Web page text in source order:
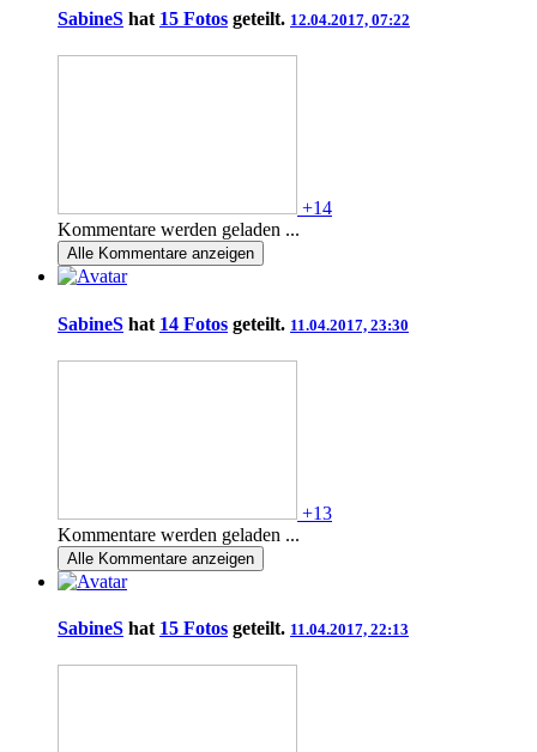
SabineS hat 15 Fotos geteilt. 12.04.2017, 07:22
+14
Kommentare werden geladen ...
Alle Kommentare anzeigen
SabineS hat 14 Fotos geteilt. 11.04.2017, 23:30
+13
Kommentare werden geladen ...
Alle Kommentare anzeigen
SabineS hat 15 Fotos geteilt. 11.04.2017, 22:13